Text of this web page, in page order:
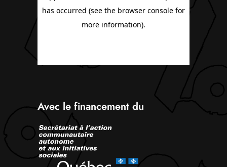
Avec le financement du